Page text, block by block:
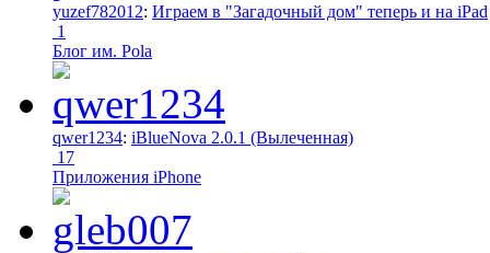
yuzef782012: Играем в "Загадочный дом" теперь и на iPad
1
Блог им. Pola
qwer1234: iBlueNova 2.0.1 (Вылеченная)
17
Приложения iPhone